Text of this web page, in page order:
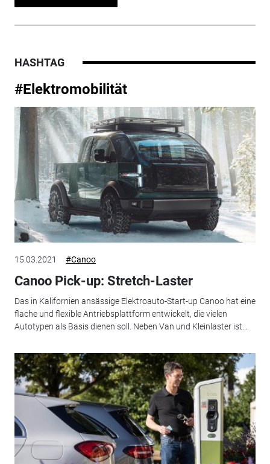
HASHTAG
#Elektromobilität
15.03.2021 #Canoo
Canoo Pick-up: Stretch-Laster
Das in Kalifornien ansässige Elektroauto-Start-up Canoo hat eine
flache und flexible Antriebsplattform entwickelt, die vielen
Autotypen als Basis dienen soll. Neben Van und Kleinlaster ist...